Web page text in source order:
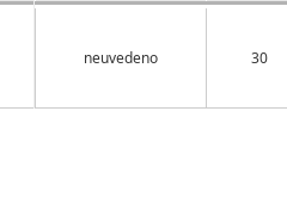
neuvedeno 30